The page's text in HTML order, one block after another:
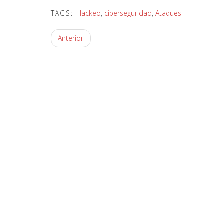
TAGS: Hackeo, ciberseguridad, Ataques
Anterior